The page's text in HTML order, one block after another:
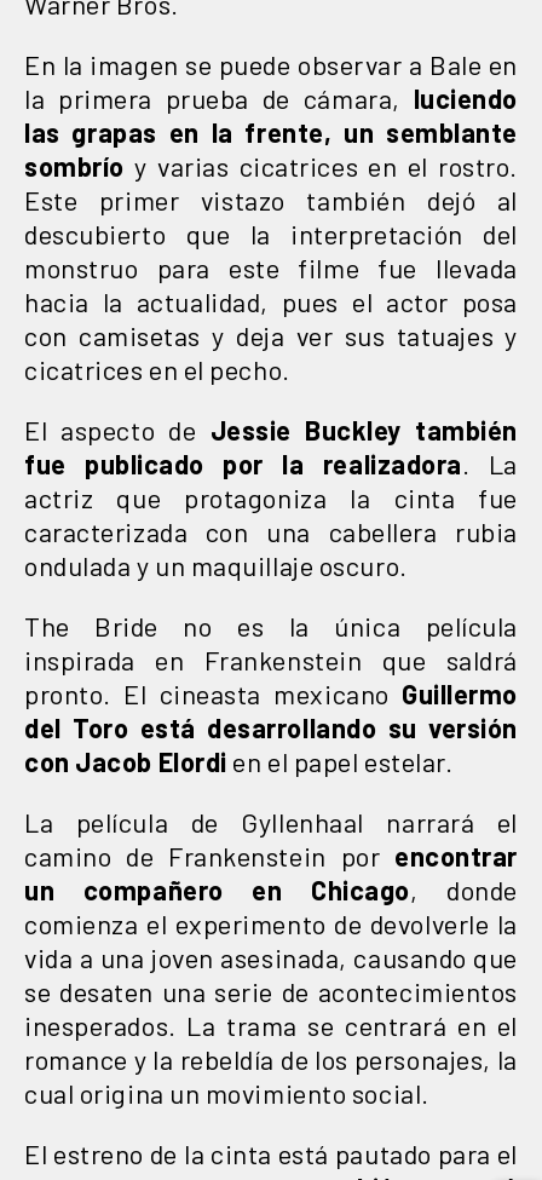
En la imagen se puede observar a Bale en
la primera prueba de cámara, luciendo
las grapas en la frente, un semblante
sombrío y varias cicatrices en el rostro.
Este primer vistazo también dejó al
descubierto que la interpretación del
monstruo para este filme fue llevada
hacia la actualidad, pues el actor posa
con camisetas y deja ver sus tatuajes y
cicatrices en el pecho.
El aspecto de Jessie Buckley también
fue publicado por la realizadora . La
actriz que protagoniza la cinta fue
caracterizada con una cabellera rubia
ondulada y un maquillaje oscuro.
The Bride no es la única película
inspirada en Frankenstein que saldrá
pronto. El cineasta mexicano Guillermo
del Toro está desarrollando su versión
con Jacob Elordi en el papel estelar.
La película de Gyllenhaal narrará el
camino de Frankenstein por encontrar
un compañero en Chicago, donde
comienza el experimento de devolverle la
vida a una joven asesinada, causando que
se desaten una serie de acontecimientos
inesperados. La trama se centrará en el
romance y la rebeldía de los personajes, la
cual origina un movimiento social.
El estreno de la cinta está pautado para el